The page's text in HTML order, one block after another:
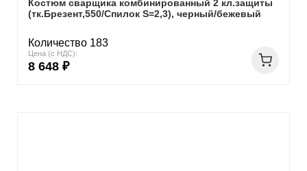
Костюм сварщика комбинированный 2 кл.защиты
(тк.Брезент,550/Спилок S=2,3), черный/бежевый
Количество 183
Цена (с НДС):
8 648 ₽